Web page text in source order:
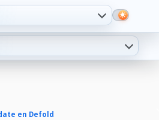
en Defold